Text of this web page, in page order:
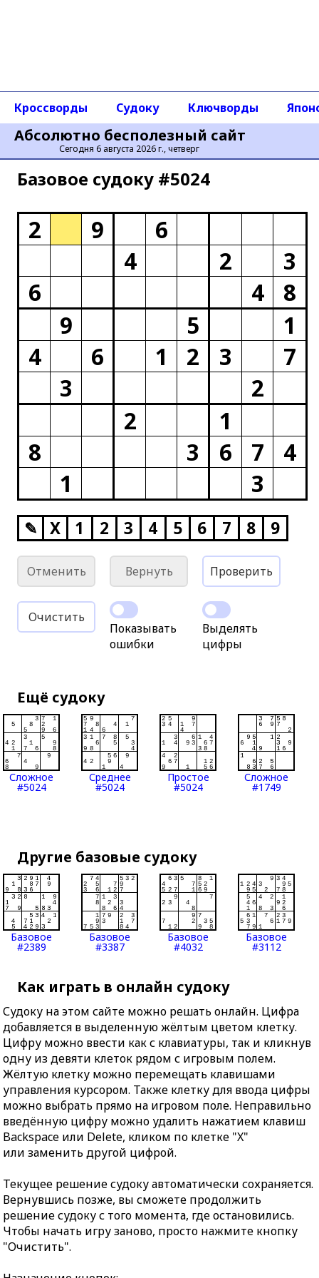
Абсолютно бесполезный сайт
Сегодня 6 августа 2026 г., четверг
Кроссворды Судоку Ключворды
Базовое cудоку #5024
2 9
6
4
2
3
6
4
8
9
5
1
4
6 1 2 3
7
3
2
2
1
8
3 6 7
4
1
3
✎ X 1 2 3 4 5 6 7 8 9
Отменить Вернуть Проверить
Очистить
Показывать
ошибки
Выделять
цифры
Ещё судоку
Сложное
#5024
Среднее
#5024
Простое
#5024
Сложное
#1749
Другие базовые судоку
Базовое
#2389
Базовое
#3387
Базовое
#4032
Базовое
#3112
Как играть в онлайн судоку
Судоку на этом сайте можно решать онлайн. Цифра
добавляется в выделенную жёлтым цветом клетку.
Цифру можно ввести как с клавиатуры, так и кликнув
одну из девяти клеток рядом с игровым полем.
Жёлтую клетку можно перемещать клавишами
управления курсором. Также клетку для ввода цифры
можно выбрать прямо на игровом поле. Неправильно
введённую цифру можно удалить нажатием клавиш
Backspace или Delete, кликом по клетке "X"
или заменить другой цифрой.
Текущее решение судоку автоматически сохраняется.
Вернувшись позже, вы сможете продолжить
решение судоку с того момента, где остановились.
Чтобы начать игру заново, просто нажмите кнопку
"Очистить".